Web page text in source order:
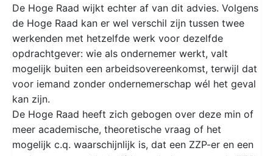
De Hoge Raad wijkt echter af van dit advies. Volgens
de Hoge Raad kan er wel verschil zijn tussen twee
werkenden met hetzelfde werk voor dezelfde
opdrachtgever: wie als ondernemer werkt, valt
mogelijk buiten een arbeidsovereenkomst, terwijl dat
voor iemand zonder ondernemerschap wél het geval
kan zijn.
De Hoge Raad heeft zich gebogen over deze min of
meer academische, theoretische vraag of het
mogelijk c.q. waarschijnlijk is, dat een ZZP-er en een